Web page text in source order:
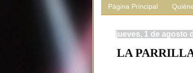
Página Principal
jueves, 1 de agosto
LA